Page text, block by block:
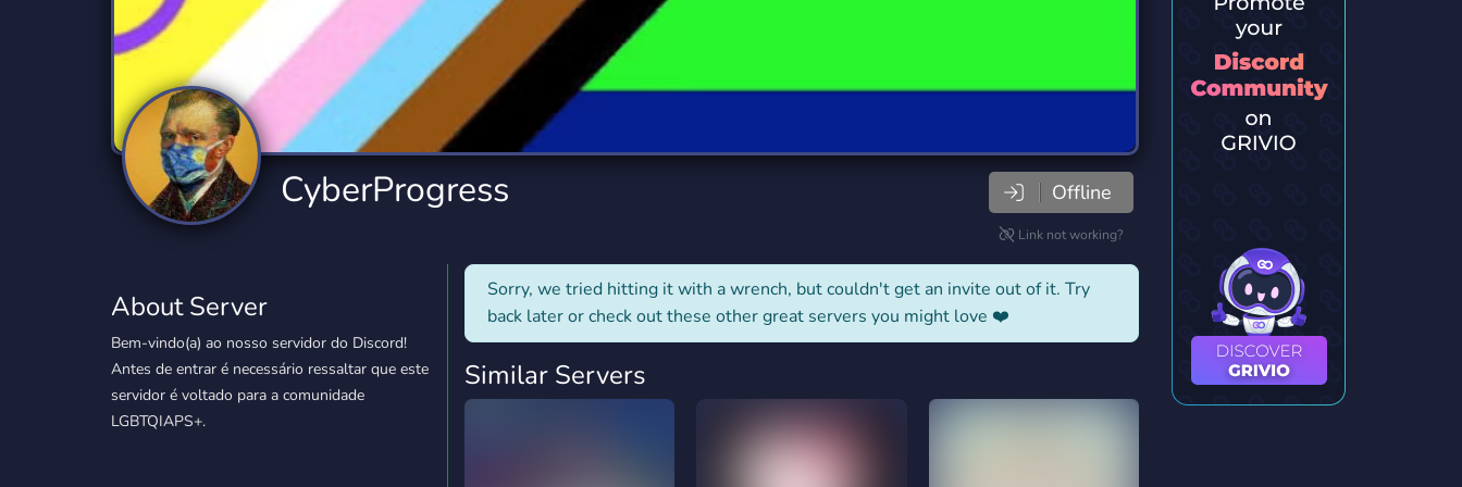
Technology
2,834 Servers
Tournaments
343 Servers
Trading
1,150 Servers
Twitch
359 Servers
Virtual Reality
239 Servers
Writing
1,155 Servers
Xbox
YouTube
850 Servers
YouTuber
3,010 Servers
CyberProgress Offline
Link not working?
About Server
Bem-vindo(a) ao nosso servidor do Discord!
Antes de entrar é necessário ressaltar que este
servidor é voltado para a comunidade
LGBTQIAPS+.
Sorry, we tried hitting it with a wrench, but couldn't get an invite out of it. Try
back later or check out these other great servers you might love ❤️
Similar Servers